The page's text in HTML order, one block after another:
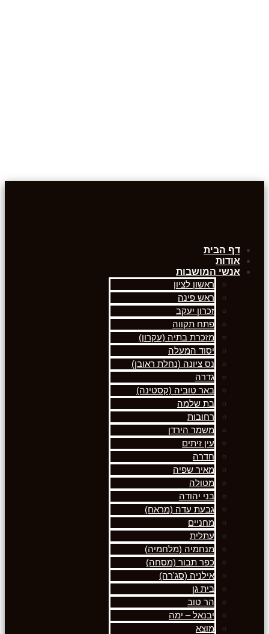
דף הבית
אודות
אנשי המושבות
ראשון לציון
ראש פינה
זכרון יעקב
פתח תקווה
מזכרת בתיה (עקרון)
יסוד המעלה
נס ציונה (נחלת ראובן)
גדרה
באר טוביה (קסטינה)
בת שלמה
רחובות
משמר הירדן
עין זיתים
חדרה
מאיר שפיה
מטולה
בני יהודה
גבעת עדה (מראח)
מחניים
עתלית
מנחמיה (מלחמיה)
כפר תבור (מסחה)
אילניה (סג'רה)
בית גן
הר טוב
יבנאל – ימה
מוצא